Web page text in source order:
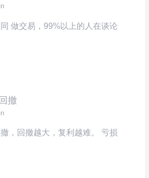
做交易，99%以上的人在谈论
撤
，回撤越大，复利越难。 亏损